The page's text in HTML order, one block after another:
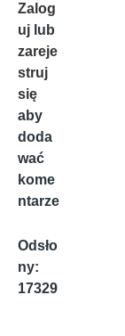
Zalog
uj lub
zareje
struj
się
aby
doda
wać
kome
ntarze
Odsło
ny:
17329